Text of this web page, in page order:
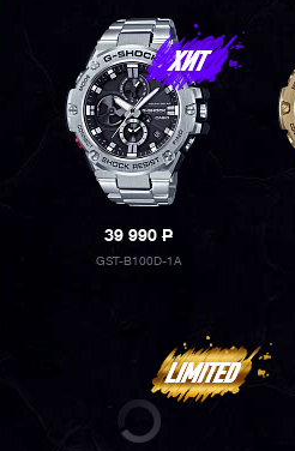
39 990P
GST-B100D-1A